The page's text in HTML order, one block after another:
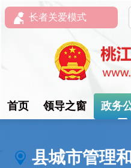
长者关爱模式
首页 领导之窗 政务
县城市管理